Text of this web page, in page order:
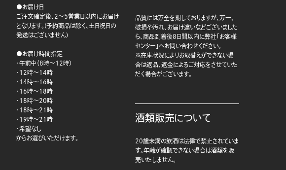
●お届け日
ご注文確定後、2～5営業日以内にお届け
となります。(予約商品は除く、土日祝日の
発送はございません)
●お届け時間指定
・午前中（8時～12時）
・12時～14時
・14時～16時
・16時～18時
・18時～20時
・18時～21時
・19時～21時
・希望なし
からお選びいただけます。
品質には万全を期しておりますが、万一、
破損や汚れ、お届け違いなどございました
ら、商品到着後8日間以内に弊社「お客様
センター」へお問い合わせください。
※在庫状況によりお取替えができない場
合は返品、返金によるご対応をさせていた
だく場合がございます。
酒類販売について
20歳未満の飲酒は法律で禁止されていま
す。年齢が確認できない場合は酒類を販
売いたしません。